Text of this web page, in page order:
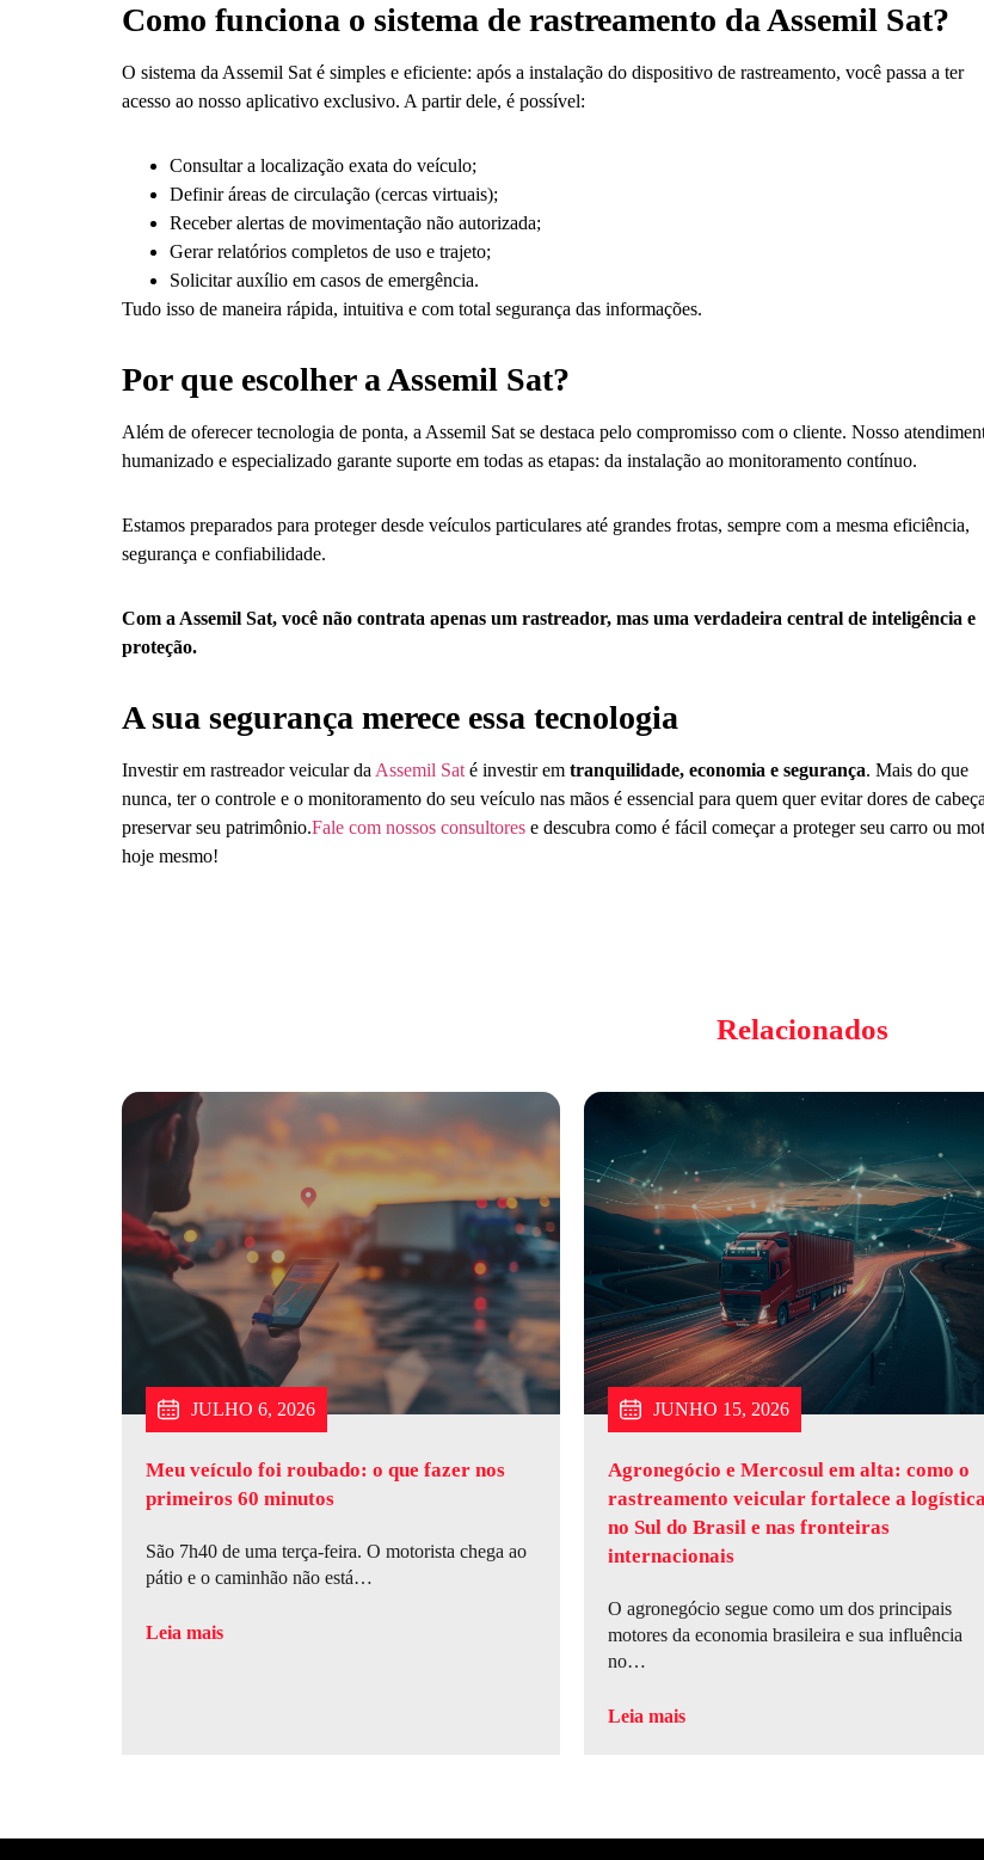
Como funciona o sistema de rastreamento da Assemil Sat?
O sistema da Assemil Sat é simples e eficiente: após a instalação do dispositivo de rastreamento, você passa a ter
acesso ao nosso aplicativo exclusivo. A partir dele, é possível:
Consultar a localização exata do veículo;
Definir áreas de circulação (cercas virtuais);
Receber alertas de movimentação não autorizada;
Gerar relatórios completos de uso e trajeto;
Solicitar auxílio em casos de emergência.
Tudo isso de maneira rápida, intuitiva e com total segurança das informações.
Por que escolher a Assemil Sat?
Além de oferecer tecnologia de ponta, a Assemil Sat se destaca pelo compromisso com o cliente. Nosso
humanizado e especializado garante suporte em todas as etapas: da instalação ao monitoramento contínuo.
Estamos preparados para proteger desde veículos particulares até grandes frotas, sempre com a mesma eficiência,
segurança e confiabilidade.
Com a Assemil Sat, você não contrata apenas um rastreador, mas uma verdadeira central de inteligência e
proteção.
A sua segurança merece essa tecnologia
Investir em rastreador veicular da Assemil Sat é investir em tranquilidade, economia e segurança. Mais do que
nunca, ter o controle e o monitoramento do seu veículo nas mãos é essencial para quem quer evitar dores de
preservar seu patrimônio.Fale com nossos consultores e descubra como é fácil começar a proteger seu carro ou
hoje mesmo!
Relacionados
Meu veículo foi roubado: o que fazer nos
primeiros 60 minutos
JULHO 6, 2026
São 7h40 de uma terça-feira. O motorista chega ao
pátio e o caminhão não está…
Leia mais
Agronegócio e Mercosul em alta: como o
rastreamento veicular fortalece a
no Sul do Brasil e nas fronteiras
internacionais
JUNHO 15, 2026
O agronegócio segue como um dos principais
motores da economia brasileira e sua influência
no…
Leia mais